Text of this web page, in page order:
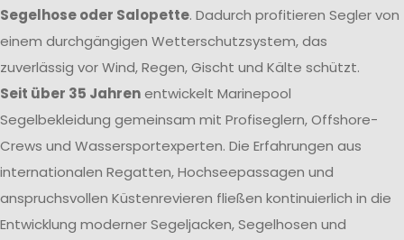
Segelhose oder Salopette. Dadurch profitieren Segler von
einem durchgängigen Wetterschutzsystem, das
zuverlässig vor Wind, Regen, Gischt und Kälte schützt.
Seit über 35 Jahrenentwickelt Marinepool
Segelbekleidung gemeinsam mit Profiseglern, Offshore-
Crews und Wassersportexperten. Die Erfahrungen aus
internationalen Regatten, Hochseepassagen und
anspruchsvollen Küstenrevieren fließen kontinuierlich in die
Entwicklung moderner Segeljacken, Segelhosen und